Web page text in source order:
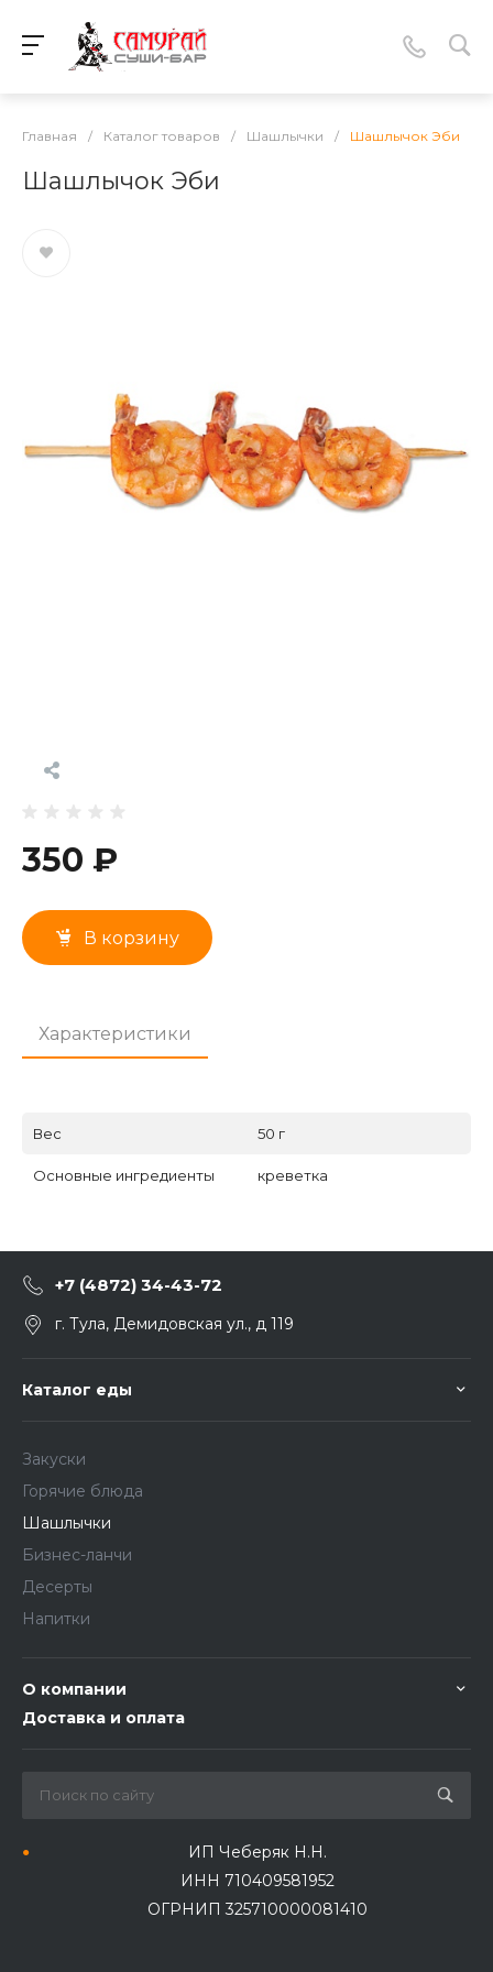
Главная / Каталог товаров / Шашлычки / Шашлычок Эби
Шашлычок Эби
350 ₽
В корзину
Характеристики
Вес 50 г
Основные ингредиенты креветка
+7 (4872) 34-43-72
г. Тула, Демидовская ул., д 119
Каталог еды
Закуски
Горячие блюда
Шашлычки
Бизнес-ланчи
Десерты
Напитки
О компании
Доставка и оплата
ИП Чеберяк Н.Н.
ИНН 710409581952
ОГРНИП 325710000081410